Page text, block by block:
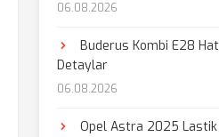
06.08.2026
Buderus Kombi E28
Detaylar
06.08.2026
Opel Astra 2025 Lastik